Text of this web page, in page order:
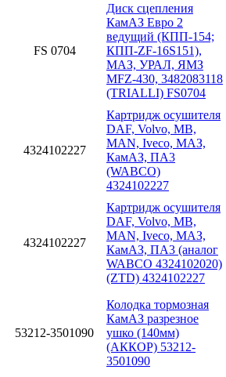
FS 0704
Диск сцепления
КамАЗ Евро 2
ведущий (КПП-154;
КПП-ZF-16S151),
МАЗ, УРАЛ, ЯМЗ
MFZ-430, 3482083118
(TRIALLI) FS0704
4324102227
Картридж осушителя
DAF, Volvo, MB,
MAN, Iveco, МАЗ,
КамАЗ, ПА3
(WABCO)
4324102227
4324102227
Картридж осушителя
DAF, Volvo, MB,
MAN, Iveco, МАЗ,
КамАЗ, ПА3 (аналог
WABCO 4324102020)
(ZTD) 4324102227
53212-3501090
Колодка тормозная
КамАЗ разрезное
ушко (140мм)
(АККОР) 53212-
3501090